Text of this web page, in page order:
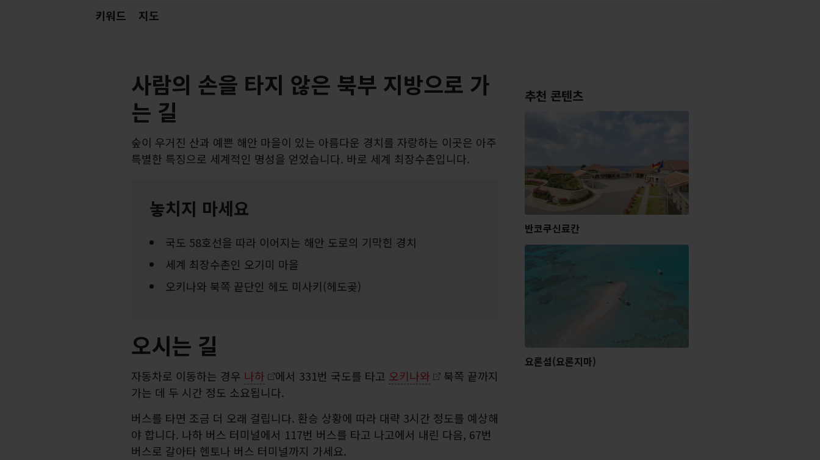
키워드 지도
사람의 손을 타지 않은 북부 지방으로 가
는 길
숲이 우거진 산과 예쁜 해안 마을이 있는 아름다운 경치를 자랑하는 이곳은 아주
특별한 특징으로 세계적인 명성을 얻었습니다. 바로 세계 최장수촌입니다.
놓치지 마세요
국도 58호선을 따라 이어지는 해안 도로의 기막힌 경치
세계 최장수촌인 오기미 마을
오키나와 북쪽 끝단인 헤도 미사키(헤도곶)
오시는 길
자동차로 이동하는 경우 나하 에서 331번 국도를 타고 오키나와
북쪽 끝까지
가는 데 두 시간 정도 소요됩니다.
버스를 타면 조금 더 오래 걸립니다. 환승 상황에 따라 대략 3시간 정도를 예상해
야 합니다. 나하 버스 터미널에서 117번 버스를 타고 나고에서 내린 다음, 67번
버스로 갈아타 헨토나 버스 터미널까지 가세요.
추천 콘텐츠
반코쿠신료칸
요론섬(요론지마)